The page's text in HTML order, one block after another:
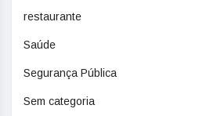
restaurante
Saúde
Segurança Pública
Sem categoria